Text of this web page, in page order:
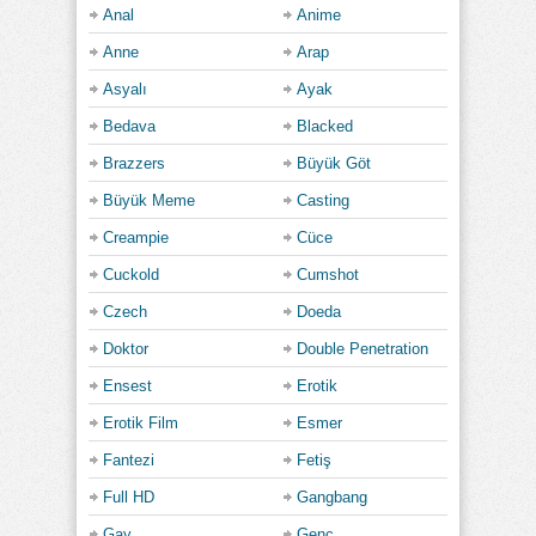
1080p ,Büyük Meme Hdabla
Mature
Milf
Anal Anime
Anne Arap
Asyalı Ayak
Bedava Blacked
Brazzers Büyük Göt
Büyük Meme Casting
Creampie Cüce
Cuckold Cumshot
Czech Doeda
Doktor Double Penetration
Ensest Erotik
Erotik Film Esmer
Fantezi Fetiş
Full HD Gangbang